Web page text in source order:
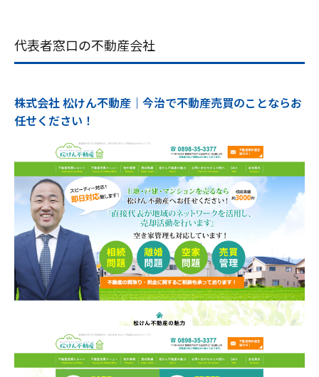
代表者窓口の不動産会社
株式会社 松けん不動産｜今治で不動産売買のことならお
任せください！